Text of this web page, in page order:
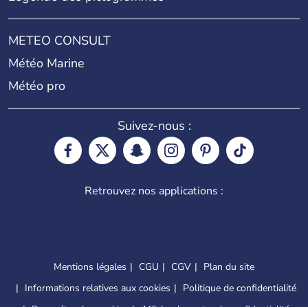
METEO CONSULT
Météo Marine
Météo pro
Suivez-nous :
Retrouvez nos applications :
Mentions légales CGU CGV
Plan du site
Informations relatives aux cookies
Politique de confidentialité